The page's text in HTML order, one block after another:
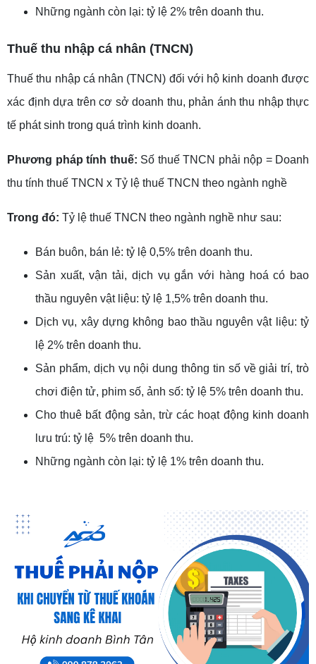
Những ngành còn lại: tỷ lệ 2% trên doanh thu.
Thuế thu nhập cá nhân (TNCN)
Thuế thu nhập cá nhân (TNCN) đối với hộ kinh doanh được
xác định dựa trên cơ sở doanh thu, phản ánh thu nhập thực
tế phát sinh trong quá trình kinh doanh.
Phương pháp tính thuế: Số thuế TNCN phải nộp = Doanh
thu tính thuế TNCN x Tỷ lệ thuế TNCN theo ngành nghề
Trong đó: Tỷ lệ thuế TNCN theo ngành nghề như sau:
Bán buôn, bán lẻ: tỷ lệ 0,5% trên doanh thu.
Sản xuất, vận tải, dịch vụ gắn với hàng hoá có bao
thầu nguyên vật liệu: tỷ lệ 1,5% trên doanh thu.
Dịch vụ, xây dựng không bao thầu nguyên vật liệu: tỷ
lệ 2% trên doanh thu.
Sản phẩm, dịch vụ nội dung thông tin số về giải trí, trò
chơi điện tử, phim số, ảnh số: tỷ lệ 5% trên doanh thu.
Cho thuê bất động sản, trừ các hoạt động kinh doanh
lưu trú: tỷ lệ 5% trên doanh thu.
Những ngành còn lại: tỷ lệ 1% trên doanh thu.